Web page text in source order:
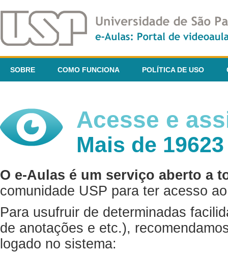
SOBRE COMO FUNCIONA POLÍTICA DE USO
Acesse e
Mais de
O e-Aulas é um serviço aberto a
comunidade USP para ter acesso
Para usufruir de determinadas
de anotações e etc.),
logado no sistema: